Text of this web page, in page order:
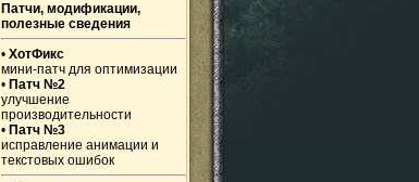
Патчи, модификации,
полезные сведения
• ХотФикс
мини-патч для оптимизации
• Патч №2
улучшение
производительности
• Патч №3
исправление анимации и
текстовых ошибок